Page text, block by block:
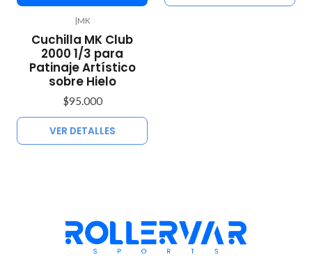
|MK
Cuchilla MK Club
2000 1/3 para
Patinaje Artístico
sobre Hielo
$95.000
VER DETALLES